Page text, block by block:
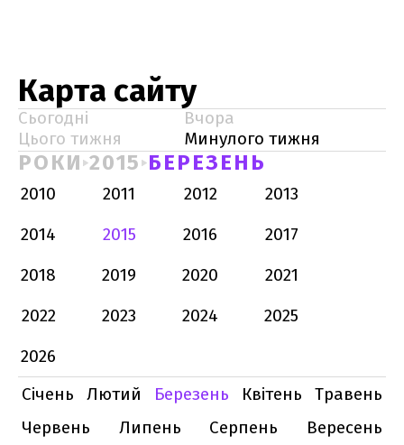
Карта сайту
Сьогодні
Вчора
Цього тижня
Минулого тижня
РОКИ 2015 БЕРЕЗЕНЬ
2010 2011 2012
2013
2014
2015 2016
2017
2018
2019 2020
2021
2022
2023 2024
2025
2026
Січень
Лютий Березень Квітень
Травень
Червень
Липень Серпень
Вересень